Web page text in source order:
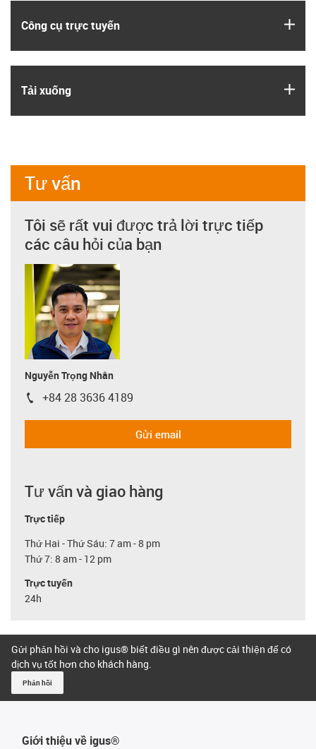
Công cụ trực tuyến
Tải xuống
Tư vấn
Tôi sẽ rất vui được trả lời trực tiếp
các câu hỏi của bạn
Nguyễn Trọng Nhân
igus-icon-phone
+84 28 3636 4189
Gửi email
Tư vấn và giao hàng
Trực tiếp
Thứ Hai - Thứ Sáu: 7 am - 8 pm
Thứ 7: 8 am - 12 pm
Trực tuyến
24h
Gửi phản hồi và cho igus® biết điều gì nên được cải thiện để có
dịch vụ tốt hơn cho khách hàng.
Phản hồi
Giới thiệu về igus®